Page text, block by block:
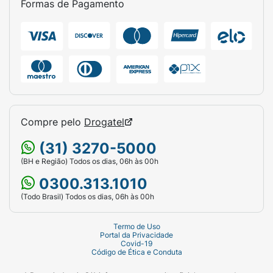
dentes adequadamente após cada refeição,
recomendação de seu dentista. Enxágue
completamente depois da escovação.
Formas de Pagamento
Compre pelo Drogatel
(31) 3270-5000
(BH e Região) Todos os dias, 06h às 00h
0300.313.1010
(Todo Brasil) Todos os dias, 06h às 00h
Termo de Uso
Portal da Privacidade
Covid-19
Código de Ética e Conduta